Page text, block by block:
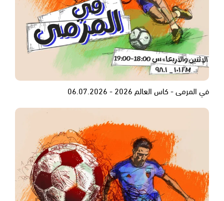
في المرمى - كاس العالم 2026 - 06.07.2026